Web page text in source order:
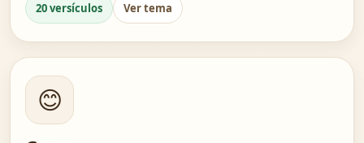
20 versículos Ver tema
😊